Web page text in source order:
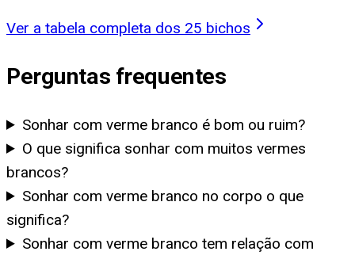
Ver a tabela completa dos 25 bichos
Perguntas frequentes
Sonhar com verme branco é bom ou ruim?
O que significa sonhar com muitos vermes
brancos?
Sonhar com verme branco no corpo o que
significa?
Sonhar com verme branco tem relação com